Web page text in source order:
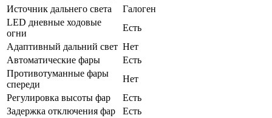
Источник дальнего света
Галоген
LED дневные ходовые
огни
Есть
Адаптивный дальний свет Нет
Автоматические фары
Есть
Противотуманные фары
спереди
Нет
Регулировка высоты фар
Есть
Задержка отключения фар
Есть